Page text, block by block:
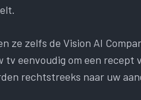
ze zelfs de Vision AI
tv eenvoudig om een
rechtstreeks naar uw